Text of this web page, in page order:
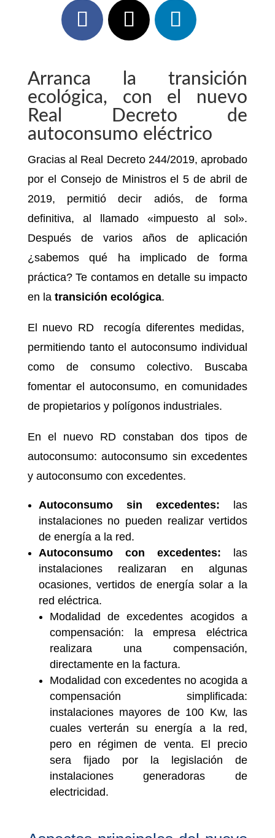
Arranca la transición
ecológica, con el nuevo
Real Decreto de
autoconsumo eléctrico
Gracias al Real Decreto 244/2019, aprobado
por el Consejo de Ministros el 5 de abril de
2019, permitió decir adiós, de forma
definitiva, al llamado «impuesto al sol».
Después de varios años de aplicación
¿sabemos qué ha implicado de forma
práctica? Te contamos en detalle su impacto
en la transición ecológica.
El nuevo RD recogía diferentes medidas,
permitiendo tanto el autoconsumo individual
como de consumo colectivo. Buscaba
fomentar el autoconsumo, en comunidades
de propietarios y polígonos industriales.
En el nuevo RD constaban dos tipos de
autoconsumo: autoconsumo sin excedentes
y autoconsumo con excedentes.
Autoconsumo sin excedentes: las
instalaciones no pueden realizar vertidos
de energía a la red.
Autoconsumo con excedentes:
las
instalaciones realizaran en algunas
ocasiones, vertidos de energía solar a la
red eléctrica.
Modalidad de excedentes acogidos a
compensación: la empresa eléctrica
realizara una compensación,
directamente en la factura.
Modalidad con excedentes no acogida a
compensación simplificada:
instalaciones mayores de 100 Kw, las
cuales verterán su energía a la red,
pero en régimen de venta. El precio
sera fijado por la legislación de
instalaciones generadoras de
electricidad.